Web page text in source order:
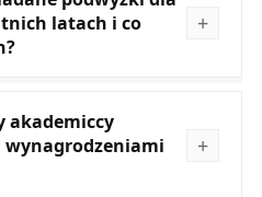
latach i co
akademiccy
wynagrodzeniami